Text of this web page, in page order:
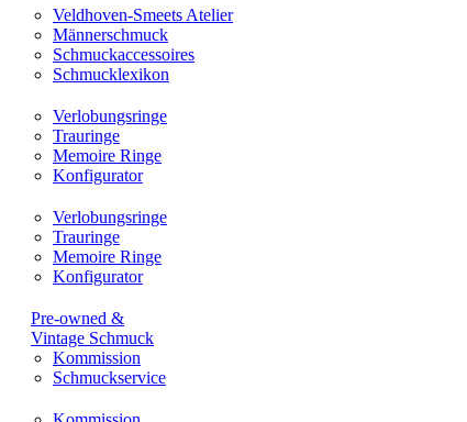
Veldhoven-Smeets Atelier
Männerschmuck
Schmuckaccessoires
Schmucklexikon
Verlobungsringe
Trauringe
Memoire Ringe
Konfigurator
Verlobungsringe
Trauringe
Memoire Ringe
Konfigurator
Pre-owned &
Vintage Schmuck
Kommission
Schmuckservice